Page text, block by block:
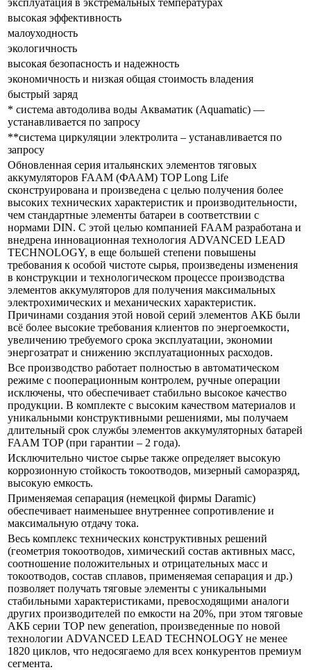
высокая эффективность
малоуходность
экологичность
высокая безопасность и надежность
экономичность и низкая общая стоимость владения
быстрый заряд
* система автодолива воды Акваматик (Aquamatic) —
устанавливается по запросу
**система циркуляции электролита – устанавливается по
запросу
Обновленная серия итальянских элементов тяговых
аккумуляторов FAAM (ФААМ) TOP Long Life
сконструирована и произведена с целью получения более
высоких технических характеристик и производительности,
чем стандартные элементы батареи в соответствии с
нормами DIN. С этой целью компанией FAAM разработана и
внедрена инновационная технология ADVANCED LEAD
TECHNOLOGY, в еще большей степени повышены
требования к особой чистоте сырья, произведены изменения
в конструкции и технологическом процессе производства
элементов аккумуляторов для получения максимальных
электрохимических и механических характеристик.
Причинами создания этой новой серий элементов АКБ были
всё более высокие требования клиентов по энергоемкости,
увеличению требуемого срока эксплуатации, экономии
энергозатрат и снижению эксплуатационных расходов.
Все производство работает полностью в автоматическом
режиме с пооперационным контролем, ручные операции
исключены, что обеспечивает стабильно высокое качество
продукции. В комплекте с высоким качеством материалов и
уникальными конструктивными решениями, мы получаем
длительный срок службы элементов аккумуляторных батарей
FAAM TOP (при гарантии – 2 года).
Исключительно чистое сырье также определяет высокую
коррозионную стойкость токоотводов, мизерный саморазряд,
высокую емкость.
Применяемая сепарация (немецкой фирмы Daramic)
обеспечивает наименьшее внутреннее сопротивление и
максимальную отдачу тока.
Весь комплекс технических конструктивных решений
(геометрия токоотводов, химический состав активных масс,
соотношение положительных и отрицательных масс и
токоотводов, состав сплавов, применяемая сепарация и др.)
позволяет получать тяговые элементы с уникальными
стабильными характеристиками, превосходящими аналоги
других производителей по емкости на 20%, при этом тяговые
АКБ серии ТОР new generation, произведенные по новой
технологии ADVANCED LEAD TECHNOLOGY не менее
1820 циклов, что недосягаемо для всех конкурентов премиум
сегмента.